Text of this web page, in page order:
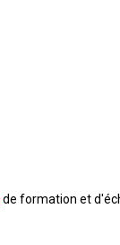
de formation et